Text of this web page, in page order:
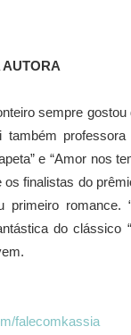
AUTORA
sempre
também
e “Amor nos
os finalistas do
primeiro
do clássico
falecomkassia